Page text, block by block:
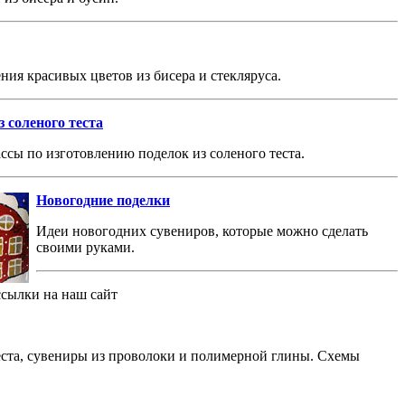
красивых цветов из бисера и стекляруса.
соленого теста
по изготовлению поделок из соленого теста.
Новогодние поделки
Идеи новогодних сувениров, которые можно сделать
своими руками.
на наш сайт
сувениры из проволоки и полимерной глины. Схемы